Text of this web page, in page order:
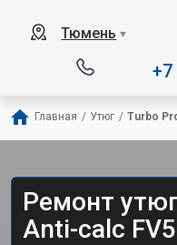
Тюмень ▼
Главная / Утюг / Turbo
Ремонт
Anti-calc